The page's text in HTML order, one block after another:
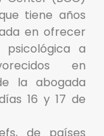
tiene años
en ofrecer
psicológica a
en
la abogada
16 y 17 de